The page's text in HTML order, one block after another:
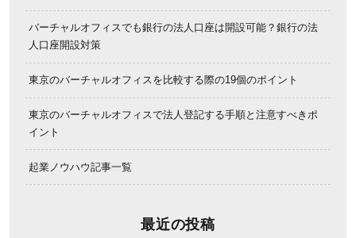
バーチャルオフィスでも銀行の法人口座は開設可能？銀行の法
人口座開設対策
東京のバーチャルオフィスを比較する際の19個のポイント
東京のバーチャルオフィスで法人登記する手順と注意すべきポ
イント
起業ノウハウ記事一覧
最近の投稿